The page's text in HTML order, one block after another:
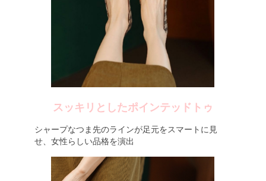
スッキリとしたポインテッドトゥ
シャープなつま先のラインが足元をスマートに見
せ、女性らしい品格を演出